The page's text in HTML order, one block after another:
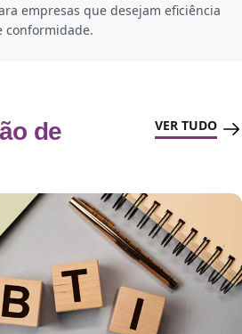
empresas que desejam eficiência
conformidade.
de
VER TUDO